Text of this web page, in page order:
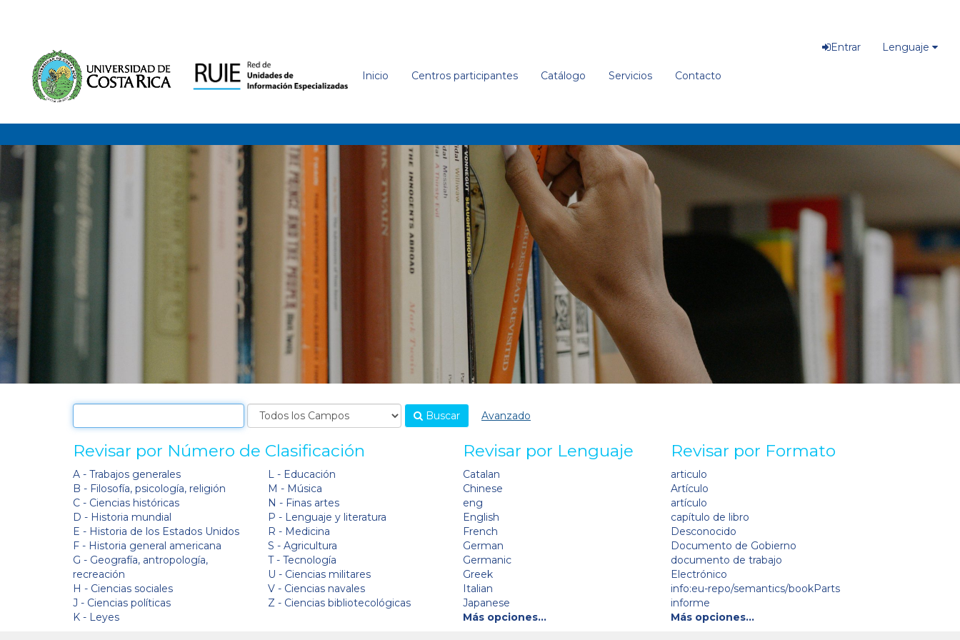
Inicio Centros participantes Catálogo Servicios Contacto
Entrar Lenguaje
Buscar Avanzado
Revisar por Número de Clasificación
A - Trabajos generales
B - Filosofía, psicología, religión
C - Ciencias históricas
D - Historia mundial
E - Historia de los Estados Unidos
F - Historia general americana
G - Geografía, antropología,
recreación
H - Ciencias sociales
J - Ciencias políticas
K - Leyes
L - Educación
M - Música
N - Finas artes
P - Lenguaje y literatura
R - Medicina
S - Agricultura
T - Tecnología
U - Ciencias militares
V - Ciencias navales
Z - Ciencias bibliotecológicas
Revisar por Lenguaje
Catalan
Chinese
eng
English
French
German
Germanic
Greek
Italian
Japanese
Más opciones…
Revisar por Formato
articulo
Artículo
artículo
capítulo de libro
Desconocido
Documento de Gobierno
documento de trabajo
Electrónico
info:eu-repo/semantics/bookParts
informe
Más opciones…